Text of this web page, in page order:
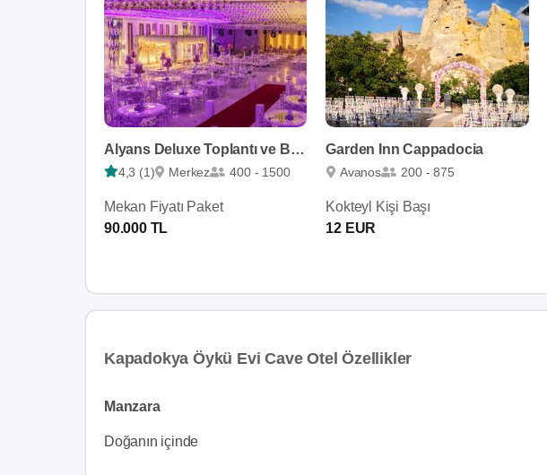
Alyans Deluxe Toplantı ve Balo Salonu
4,3 (1) Merkez 400 - 1500
Mekan Fiyatı Paket
90.000 TL
Garden Inn Cappadocia
Avanos 200 - 875
Kokteyl Kişi Başı
12 EUR
Kapadokya Öykü Evi Cave Otel Özellikler
Manzara
Doğanın içinde